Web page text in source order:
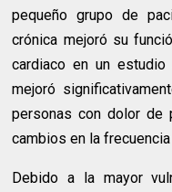
pequeño grupo de
crónica mejoró su
cardiaco en un estudio
mejoró
personas con dolor de
cambios en la
Debido a la mayor